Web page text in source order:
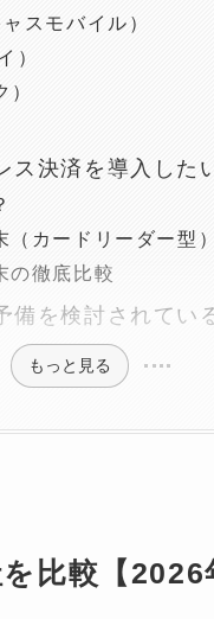
スモバイル）
）
ス決済を導入した
（カードリーダー型
の徹底比較
備を検討されてい
もっと見る
比較【2026